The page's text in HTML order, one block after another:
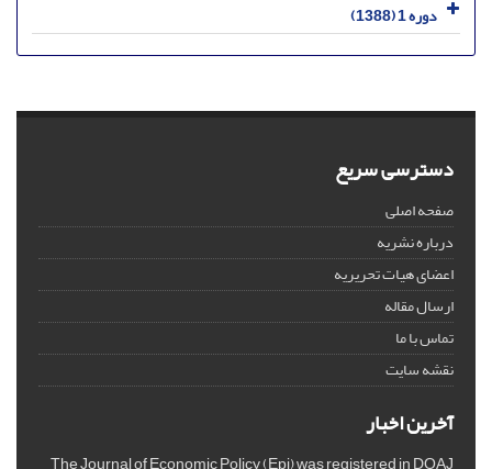
دوره 1 (1388)
دسترسی سریع
صفحه اصلی
درباره نشریه
اعضای هیات تحریریه
ارسال مقاله
تماس با ما
نقشه سایت
آخرین اخبار